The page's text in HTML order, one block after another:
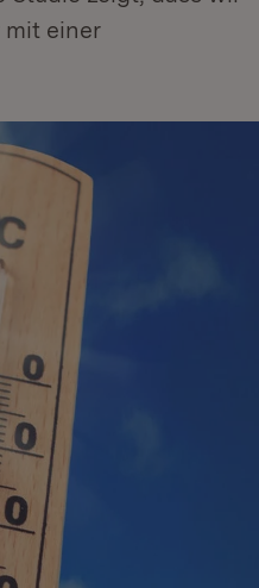
mit einer